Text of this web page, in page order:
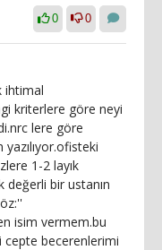
0 0
ihtimal
kriterlere göre neyi
lere göre
1-2 layık
bir ustanın
isim vermem.bu
cepte becerenlerimi